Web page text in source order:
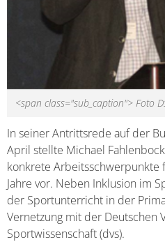
<span class="sub_caption"> Foto
In seiner Antrittsrede auf der
April stellte Michael
konkrete Arbeitsschwerpunkte
Jahre vor. Neben Inklusion im
der Sportunterricht in der
Vernetzung mit der Deutschen
Sportwissenschaft (dvs).